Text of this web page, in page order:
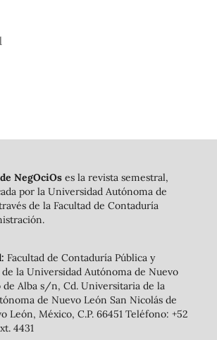
NegOciOses la revista semestral,
por la Universidad Autónoma de
de la Facultad de Contaduría
Facultad de Contaduría Pública y
la Universidad Autónoma de Nuevo
de Alba s/n, Cd. Universitaria de la
de Nuevo León San Nicolás de
León, México, C.P. 66451 Teléfono: +52
4431